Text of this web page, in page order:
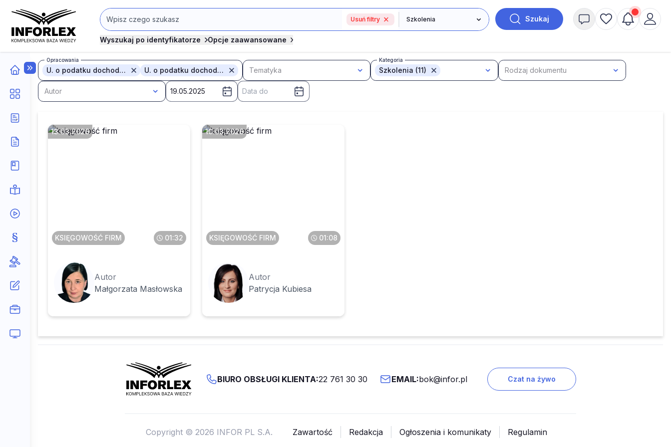
Usuń filtry Szukaj
Wyszukaj po identyfikatorze Opcje zaawansowane
Opracowania
U. o podatku dochodowym od osób fizycznych U. o podatku dochodowym od osób fizycznych Tematyka
Kategoria
Szkolenia (11) Rodzaj dokumentu
Autor
13.03.2026
KSIĘGOWOŚĆ FIRM 01:32
Autor
Małgorzata Masłowska
10.03.2026
KSIĘGOWOŚĆ FIRM 01:08
Autor
Patrycja Kubiesa
BIURO OBSŁUGI KLIENTA:22 761 30 30 EMAIL:bok@infor.pl Czat na żywo
Copyright © 2026 INFOR PL S.A. Zawartość Redakcja Ogłoszenia i komunikaty Regulamin